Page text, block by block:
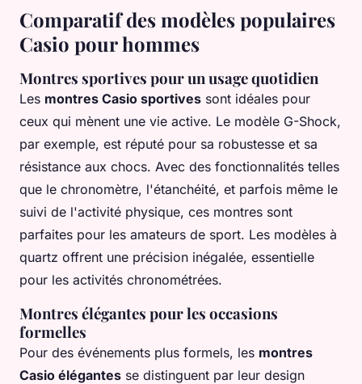
Comparatif des modèles populaires
Casio pour hommes
Montres sportives pour un usage quotidien
Les montres Casio sportives sont idéales pour
ceux qui mènent une vie active. Le modèle G-Shock,
par exemple, est réputé pour sa robustesse et sa
résistance aux chocs. Avec des fonctionnalités telles
que le chronomètre, l'étanchéité, et parfois même le
suivi de l'activité physique, ces montres sont
parfaites pour les amateurs de sport. Les modèles à
quartz offrent une précision inégalée, essentielle
pour les activités chronométrées.
Montres élégantes pour les occasions
formelles
Pour des événements plus formels, les montres
Casio élégantes se distinguent par leur design